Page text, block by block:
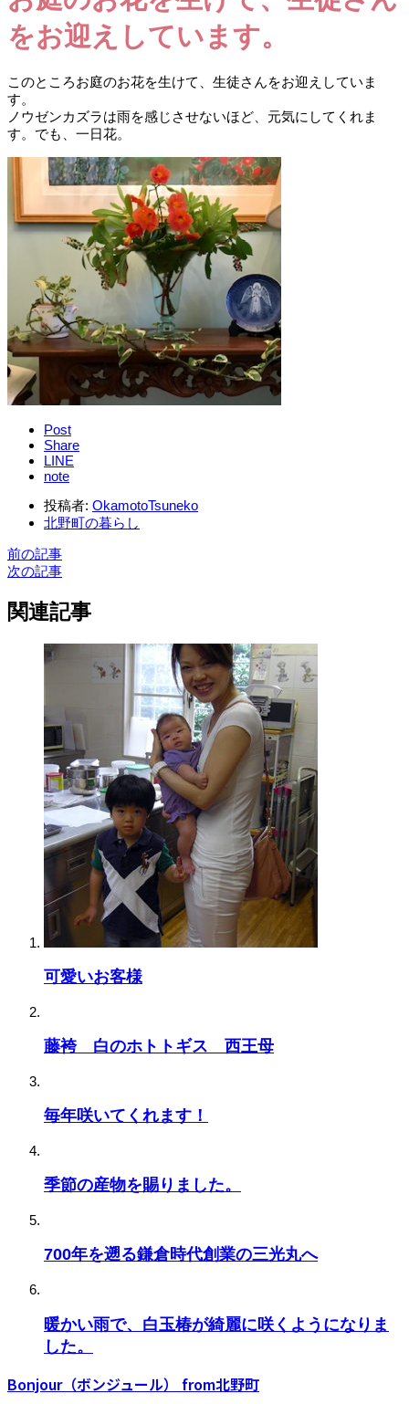
をお迎えしています。
このところお庭のお花を生けて、生徒さんをお迎えしていま
す。
ノウゼンカズラは雨を感じさせないほど、元気にしてくれま
す。でも、一日花。
Post
Share
LINE
note
投稿者: OkamotoTsuneko
北野町の暮らし
前の記事
次の記事
関連記事
可愛いお客様
藤袴 白のホトトギス 西王母
毎年咲いてくれます！
季節の産物を賜りました。
700年を遡る鎌倉時代創業の三光丸へ
暖かい雨で、白玉椿が綺麗に咲くようになりま
した。
Bonjour（ボンジュール） from北野町